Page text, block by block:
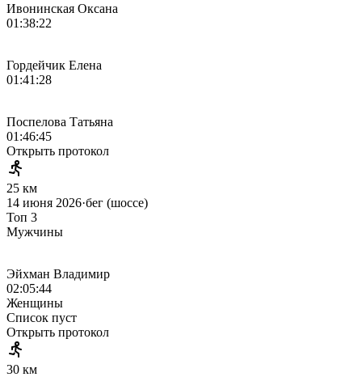
Ивонинская Оксана
01:38:22
Гордейчик Елена
01:41:28
Поспелова Татьяна
01:46:45
Открыть протокол
25 км
14 июня 2026·бег (шоссе)
Топ 3
Мужчины
Эйхман Владимир
02:05:44
Женщины
Список пуст
Открыть протокол
30 км